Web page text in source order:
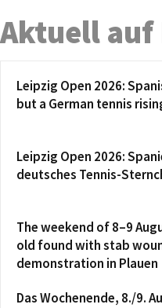
Aktuell auf
Leipzig Open 2026:
but a German tennis
Leipzig Open 2026:
deutsches Tennis-
The weekend of 8–9
old found with stab
demonstration in Plauen
Das Wochenende, 8./9.